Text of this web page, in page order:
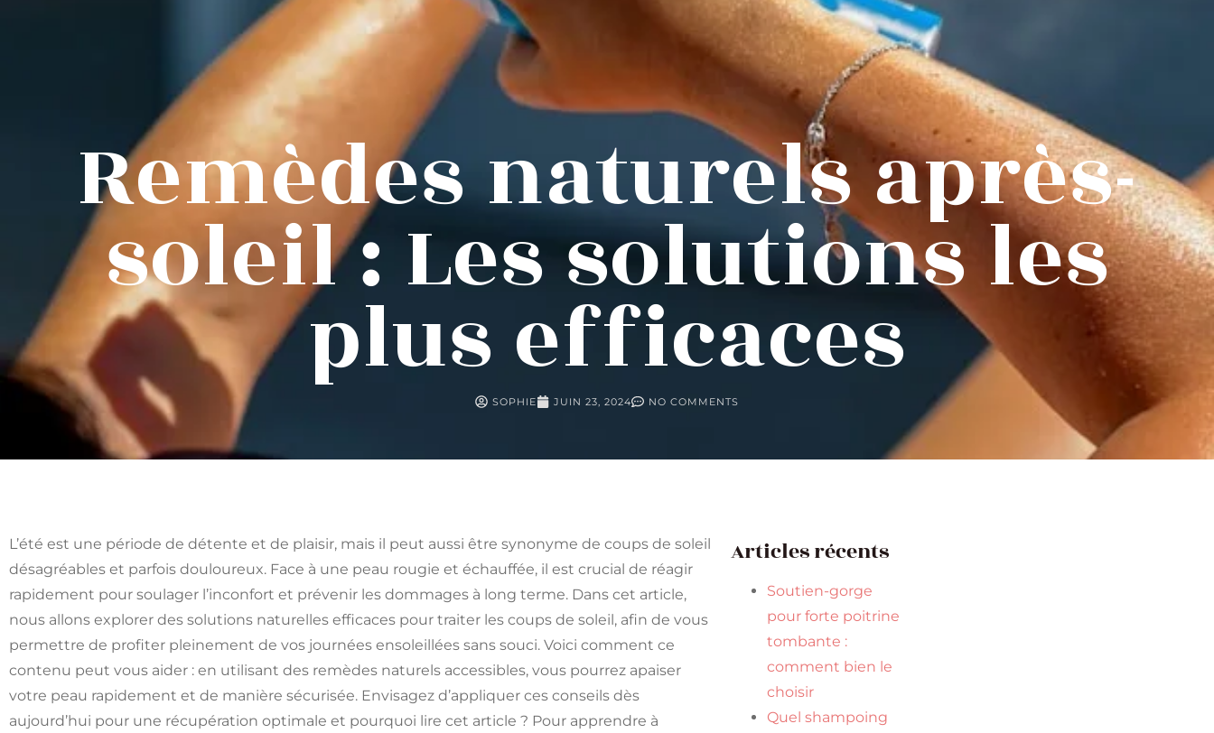
Remèdes naturels après-
soleil : Les solutions les
plus efficaces
SOPHIE JUIN 23, 2024 NO COMMENTS
L’été est une période de détente et de plaisir, mais il peut aussi être synonyme de coups de soleil
désagréables et parfois douloureux. Face à une peau rougie et échauffée, il est crucial de réagir
rapidement pour soulager l’inconfort et prévenir les dommages à long terme. Dans cet article,
nous allons explorer des solutions naturelles efficaces pour traiter les coups de soleil, afin de vous
permettre de profiter pleinement de vos journées ensoleillées sans souci. Voici comment ce
contenu peut vous aider : en utilisant des remèdes naturels accessibles, vous pourrez apaiser
votre peau rapidement et de manière sécurisée. Envisagez d’appliquer ces conseils dès
aujourd’hui pour une récupération optimale et pourquoi lire cet article ? Pour apprendre à
Articles récents
Soutien-gorge
pour forte poitrine
tombante :
comment bien le
choisir
Quel shampoing